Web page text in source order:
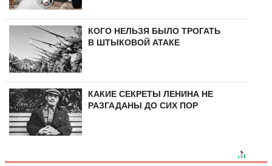
КОГО НЕЛЬЗЯ БЫЛО ТРОГАТЬ
В ШТЫКОВОЙ АТАКЕ
КАКИЕ СЕКРЕТЫ ЛЕНИНА НЕ
РАЗГАДАНЫ ДО СИХ ПОР